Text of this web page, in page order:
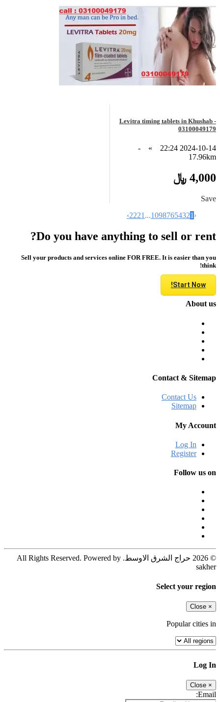
Levitra timing tablets in Khushab -
03100049179
2024-10-14 22:24
»
-
17.96km
4,000 ﷼
Save
‹
1
2
3
4
5
6
7
8
9
10
...
21
22
›
Do you have anything to sell or rent?
Sell your products and services online FOR FREE. It is easier than you
think!
Start Now!
About us
Contact & Sitemap
Contact Us
Sitemap
My Account
Log In
Register
Follow us on
© 2026 حراج الشرق الاوسط. All Rights Reserved. Powered by
sakher
Select your region
×
Close
Popular cities in
Log In
×
Close
Email: